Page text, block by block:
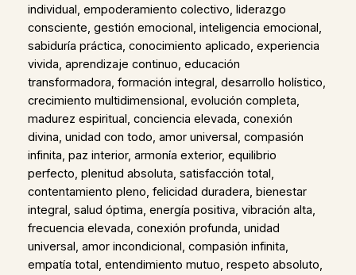
individual, empoderamiento colectivo, liderazgo
consciente, gestión emocional, inteligencia emocional,
sabiduría práctica, conocimiento aplicado, experiencia
vivida, aprendizaje continuo, educación
transformadora, formación integral, desarrollo holístico,
crecimiento multidimensional, evolución completa,
madurez espiritual, conciencia elevada, conexión
divina, unidad con todo, amor universal, compasión
infinita, paz interior, armonía exterior, equilibrio
perfecto, plenitud absoluta, satisfacción total,
contentamiento pleno, felicidad duradera, bienestar
integral, salud óptima, energía positiva, vibración alta,
frecuencia elevada, conexión profunda, unidad
universal, amor incondicional, compasión infinita,
empatía total, entendimiento mutuo, respeto absoluto,